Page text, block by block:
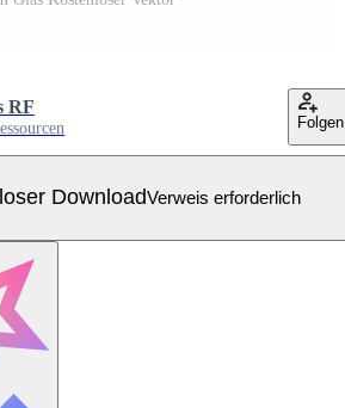
RF
Folgen
DownloadVerweis erforderlich